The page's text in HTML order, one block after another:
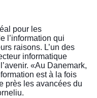
pour les
l’information qui
raisons. L’un des
informatique
«Au Danemark,
est à la fois
près les avancées du